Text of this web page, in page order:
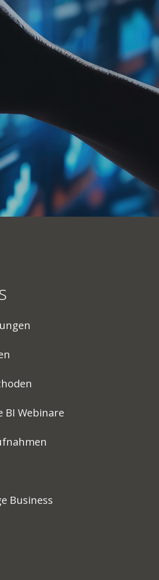
BI Webinare
Business